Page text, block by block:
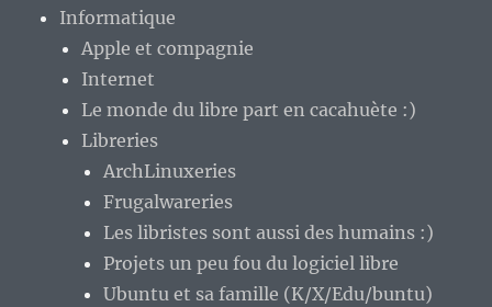
Informatique
Apple et compagnie
Internet
Le monde du libre part en cacahuète :)
Libreries
ArchLinuxeries
Frugalwareries
Les libristes sont aussi des humains :)
Projets un peu fou du logiciel libre
Ubuntu et sa famille (K/X/Edu/buntu)